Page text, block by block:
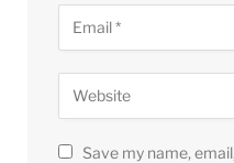
Save my name,